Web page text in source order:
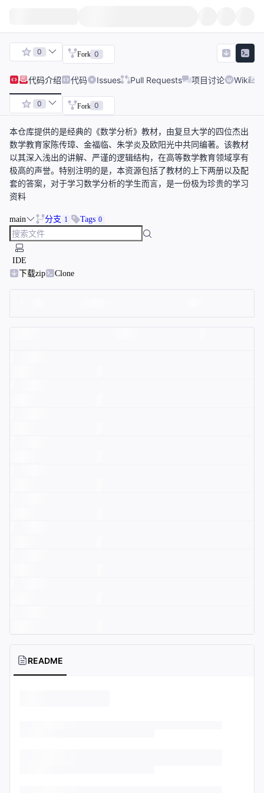
0 Fork 0
代码介绍 代码 Issues Pull Requests 项目讨论 Wiki
0 Fork 0
本仓库提供的是经典的《数学分析》教材，由复旦大学的四位杰出
数学教育家陈传璋、金福临、朱学炎及欧阳光中共同编著。该教材
以其深入浅出的讲解、严谨的逻辑结构，在高等数学教育领域享有
极高的声誉。特别注明的是，本资源包括了教材的上下两册以及配
套的答案，对于学习数学分析的学生而言，是一份极为珍贵的学习
资料
main 分支 1 Tags 0
IDE
下载zip
Clone
README